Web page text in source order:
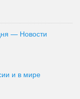
— Новости
и в мире